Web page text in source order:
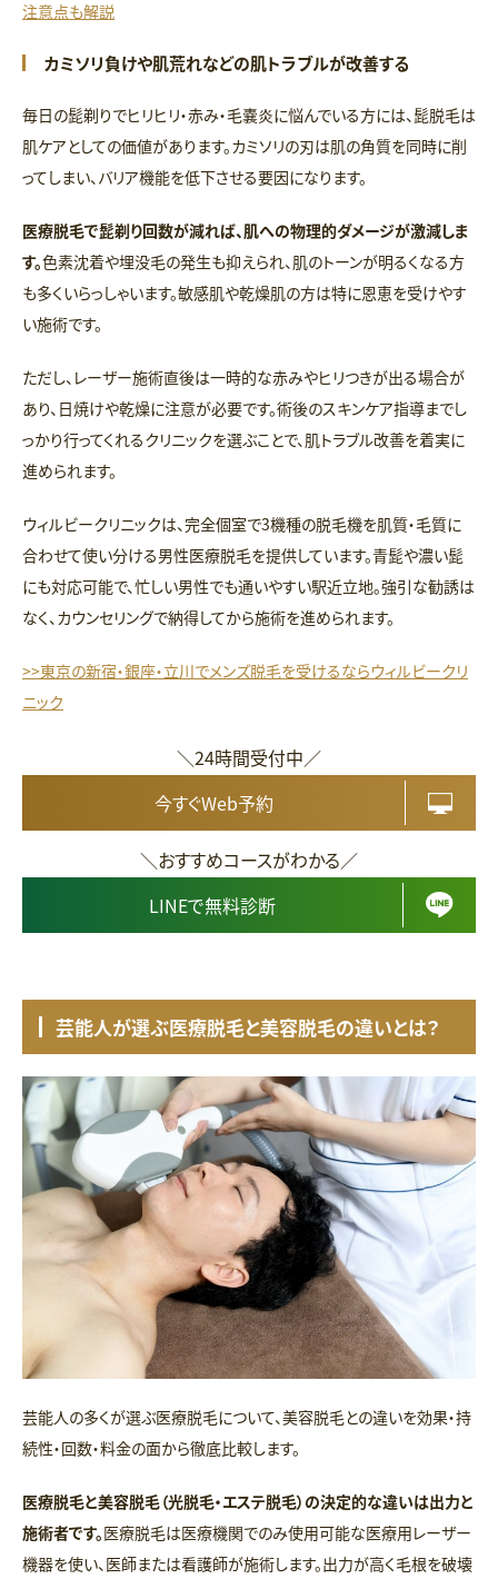
注意点も解説
カミソリ負けや肌荒れなどの肌トラブルが改善する
毎日の髭剃りでヒリヒリ・赤み・毛嚢炎に悩んでいる方には、髭脱毛は
肌ケアとしての価値があります。カミソリの刃は肌の角質を同時に削
ってしまい、バリア機能を低下させる要因になります。
医療脱毛で髭剃り回数が減れば、肌への物理的ダメージが激減しま
す。色素沈着や埋没毛の発生も抑えられ、肌のトーンが明るくなる方
も多くいらっしゃいます。敏感肌や乾燥肌の方は特に恩恵を受けやす
い施術です。
ただし、レーザー施術直後は一時的な赤みやヒリつきが出る場合が
あり、日焼けや乾燥に注意が必要です。術後のスキンケア指導までし
っかり行ってくれるクリニックを選ぶことで、肌トラブル改善を着実に
進められます。
ウィルビークリニックは、完全個室で3機種の脱毛機を肌質・毛質に
合わせて使い分ける男性医療脱毛を提供しています。青髭や濃い髭
にも対応可能で、忙しい男性でも通いやすい駅近立地。強引な勧誘は
なく、カウンセリングで納得してから施術を進められます。
>>東京の新宿・銀座・立川でメンズ脱毛を受けるならウィルビークリ
ニック
＼24時間受付中／
今すぐWeb予約
＼おすすめコースがわかる／
LINEで無料診断
芸能人が選ぶ医療脱毛と美容脱毛の違いとは？
芸能人の多くが選ぶ医療脱毛について、美容脱毛との違いを効果・持
続性・回数・料金の面から徹底比較します。
医療脱毛と美容脱毛（光脱毛・エステ脱毛）の決定的な違いは出力と
施術者です。医療脱毛は医療機関でのみ使用可能な医療用レーザー
機器を使い、医師または看護師が施術します。出力が高く毛根を破壊